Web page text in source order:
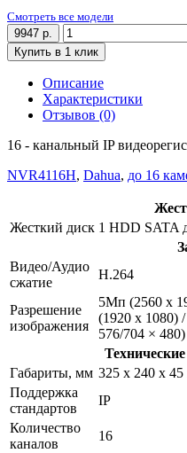
Смотреть все модели
9947 р.
Купить в 1 клик
Описание
Характеристики
Отзывов (0)
16 - канальный IP
NVR4116H, Dahua, до 16
Жесткий диск 1 HDD SATA
Видео/Аудио
сжатие
Н.264
Разрешение
изображения
5Мп (2560 х
(1920 х 1080)
576/704 × 480)
Габариты, мм 325 x 240 x
Поддержка
стандартов
IP
Количество
каналов
16